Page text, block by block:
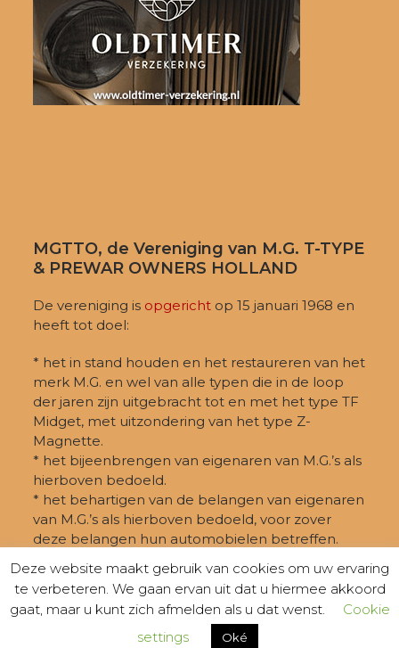
MGTTO, de Vereniging van M.G. T-TYPE
& PREWAR OWNERS HOLLAND
De vereniging is opgericht op 15 januari 1968 en
heeft tot doel:
* het in stand houden en het restaureren van het
merk M.G. en wel van alle typen die in de loop
der jaren zijn uitgebracht tot en met het type TF
Midget, met uitzondering van het type Z-
Magnette.
* het bijeenbrengen van eigenaren van M.G.’s als
hierboven bedoeld.
* het behartigen van de belangen van eigenaren
van M.G.’s als hierboven bedoeld, voor zover
deze belangen hun automobielen betreffen.
PRIVACY - KVK-nummer: 40409257 -
Deze website maakt gebruik van cookies om uw ervaring
te verbeteren. We gaan ervan uit dat u hiermee akkoord
gaat, maar u kunt zich afmelden als u dat wenst.
Cookie
settings
Oké